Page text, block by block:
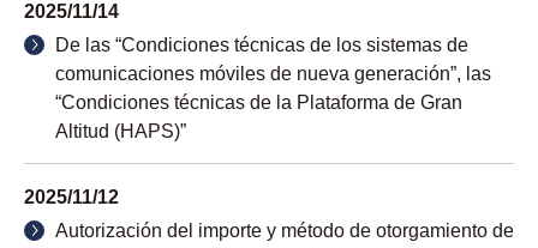
2025/11/14
De las “Condiciones técnicas de los sistemas de
comunicaciones móviles de nueva generación”, las
“Condiciones técnicas de la Plataforma de Gran
Altitud (HAPS)”
2025/11/12
Autorización del importe y método de otorgamiento de